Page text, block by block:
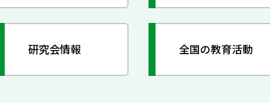
研究会情報 全国の教育活動